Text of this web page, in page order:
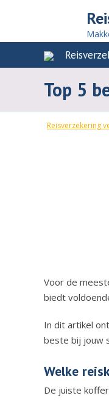
Top 5
Reisverzekering
Voor de
biedt
In dit artikel
beste bij jouw
Welke
De juiste